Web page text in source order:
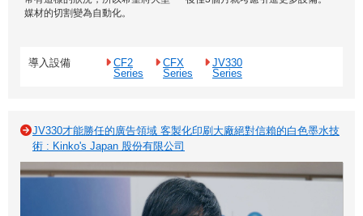
媒材的切割變為自動化。
導入設備
CF2
Series
CFX
Series
JV330
Series
JV330才能勝任的廣告領域 客製化印刷大廠絕對信賴的白色墨水技
術 : Kinko's Japan 股份有限公司